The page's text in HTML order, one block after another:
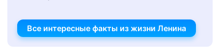
Все интересные факты из жизни Ленина